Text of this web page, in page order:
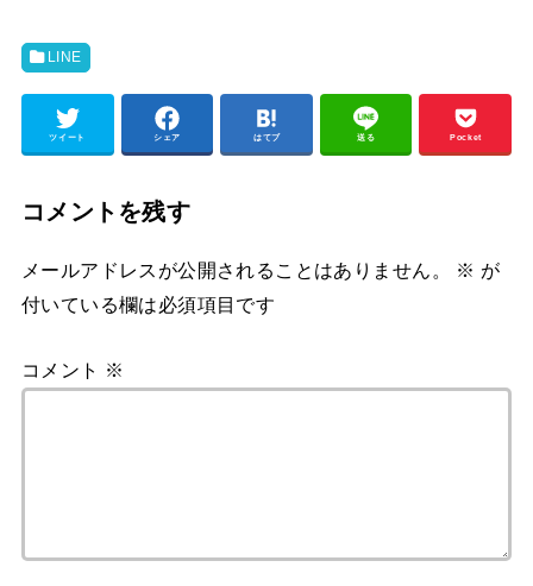
LINE
ツイート シェア はてブ 送る Pocket
コメントを残す
メールアドレスが公開されることはありません。 ※ が
付いている欄は必須項目です
コメント ※